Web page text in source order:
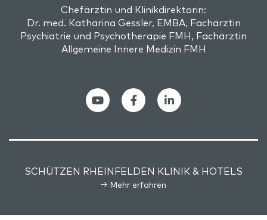
Chefärztin und Klinikdirektorin:
Dr. med. Katharina Gessler, EMBA, Fachärztin
Psychiatrie und Psychotherapie FMH, Fachärztin
Allgemeine Innere Medizin FMH
SCHÜTZEN RHEINFELDEN KLINIK & HOTELS
Mehr erfahren